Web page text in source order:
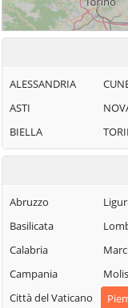
ALESSANDRIA
ASTI
BIELLA
Abruzzo
Basilicata
Calabria
Campania
Città del Vaticano